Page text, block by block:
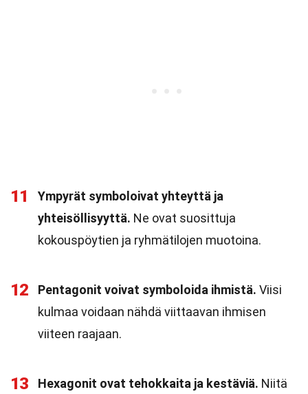
11
Ympyrät symboloivat yhteyttä ja
yhteisöllisyyttä. Ne ovat suosittuja
kokouspöytien ja ryhmätilojen muotoina.
12 Pentagonit voivat symboloida ihmistä. Viisi
kulmaa voidaan nähdä viittaavan ihmisen
viiteen raajaan.
13 Hexagonit ovat tehokkaita ja kestäviä. Niitä